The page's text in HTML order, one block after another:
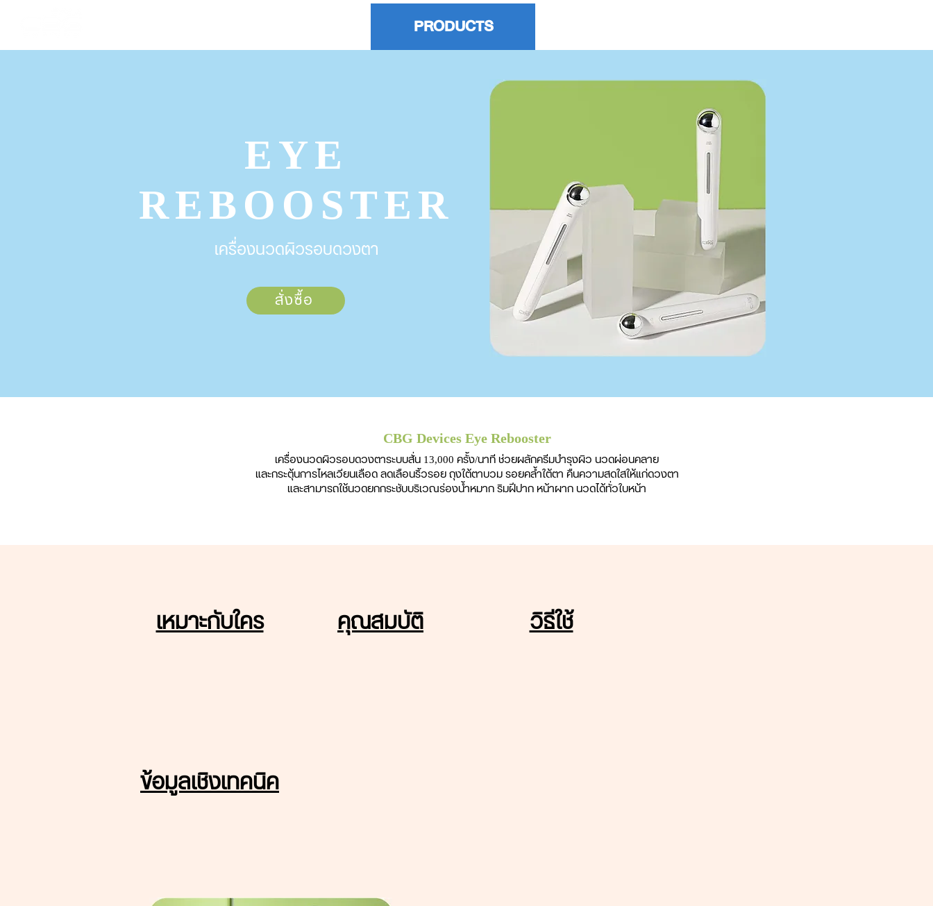
PRODUCTS
EYE
REBOOSTER
เครื่องนวดผิวรอบดวงตา
สั่งซื้อ
CBG Devices Eye Rebooster
เครื่องนวดผิวรอบดวงตาระบบสั่น 13,000 ครั้ง/นาที ช่วยผลักครีมบำรุงผิว นวดผ่อนคลาย
และกระตุ้นการไหลเวียนเลือด ลดเลือนริ้วรอย ถุงใต้ตาบวม รอยคล้ำใต้ตา คืนความสดใสให้แก่ดวงตา
และสามารถใช้นวดยกกระชับบริเวณร่องน้ำหมาก ริมฝีปาก หน้าผาก นวดได้ทั่วใบหน้า
เหมาะกับใคร คุณสมบัติ วิธีใช้
ข้อมูลเชิงเทคนิค